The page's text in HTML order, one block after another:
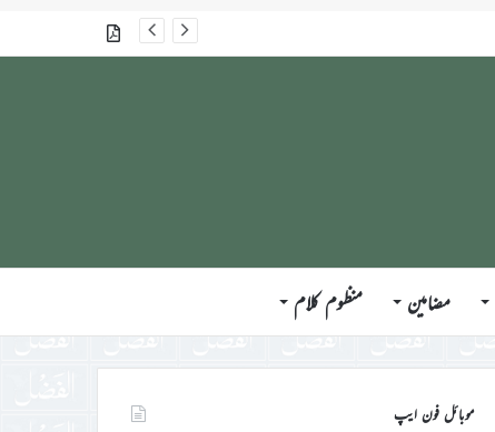
گذشتہ شمارے
مضامین منظوم کلام
موبائل فون ایپ